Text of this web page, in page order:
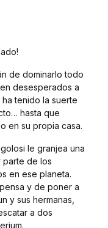
de dominarlo todo
desesperados a
tenido la suerte
hasta que
en su propia casa.
le granjea una
parte de los
en ese planeta.
y de poner a
y sus hermanas,
a dos